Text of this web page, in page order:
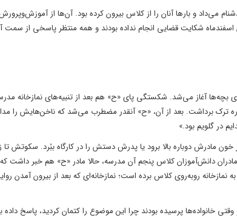
می‌داد و بارها آنان را از کلاس بیرون کرده بود. آن‌ها از
شکایت قضایی انجام نداده بودند و همه منتظر پاسخی از
آغاز می‌شد. شکستگی پای «ح» هم بعد از تنبیه‌های نمازخانه
ترک برداشت. بعد از آن، «ح» آنقدر مضطرب می‌شد که ناخن‌هایش را
در گلویم بود.»
مادرش دوباره بالا برود یا پدرش دستش را در کارگاه ببُرد. سکوتش
دانش‌آموزان کلاس پنجم آن مدرسه، حالا مادر «ح» هم خبر داشت که
به نمازخانه روبه‌روی کلاس برده است؛ نمازخانه‌ای که بعد از بیرون آمدن
پرسیده بودند چرا این موضوع را کتمان کردید، پاسخ داده